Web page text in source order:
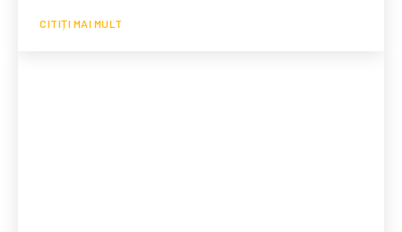
CITIȚI MAI MULT